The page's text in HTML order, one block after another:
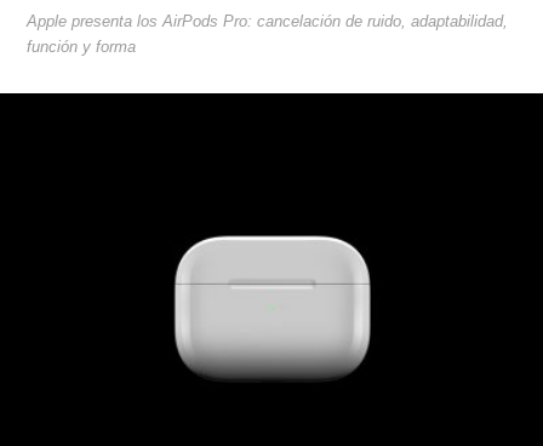
Apple presenta los AirPods Pro: cancelación de ruido, adaptabilidad,
función y forma